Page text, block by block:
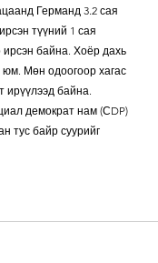
Германд 3.2 сая
түүний 1 сая
ирсэн байна. Хоёр дахь
юм. Мөн одоогоор хагас
ирүүлээд байна.
демократ нам (СDP)
тус байр суурийг